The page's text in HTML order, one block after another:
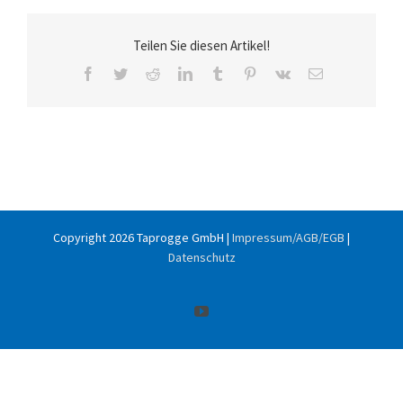
Teilen Sie diesen Artikel!
Facebook
TwitterRedditLinkedInTumblr Pinterest
Vk
E-
Copyright 2026 Taprogge GmbH | Impressum/AGB/EGB |
Datenschutz
YouTube